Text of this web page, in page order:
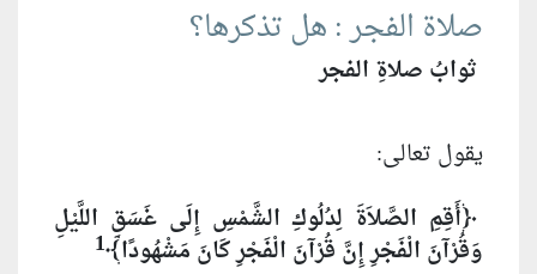
صلاة الفجر : هل تذكرها؟
ثوابُ صلاةِ الفجر
يقول تعالى:
﴿أَقِمِ الصَّلاَةَ لِدُلُوكِ الشَّمْسِ إِلَى غَسَقِ اللَّيْلِ
وَقُرْآنَ الْفَجْرِ إِنَّ قُرْآنَ الْفَجْرِ كَانَ مَشْهُودًا﴾1